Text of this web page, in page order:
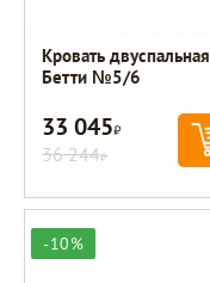
Кровать двуспальная
Бетти №5/6
33 045Р
36 244Р
-10%